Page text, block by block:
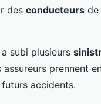
des conducteurs de
subi plusieurs
prennent
accidents.